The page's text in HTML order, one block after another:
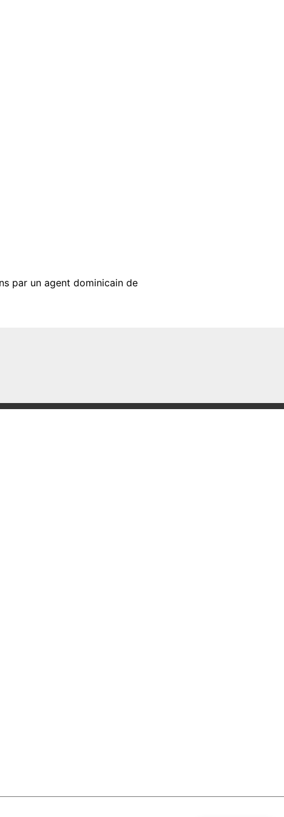
par un agent dominicain de